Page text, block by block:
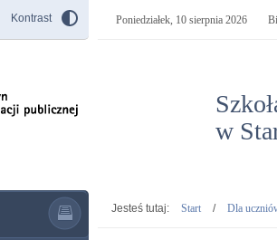
w
Kontrast Poniedziałek, 10 sierpnia 2026
Jesteś tutaj: Start / Dla